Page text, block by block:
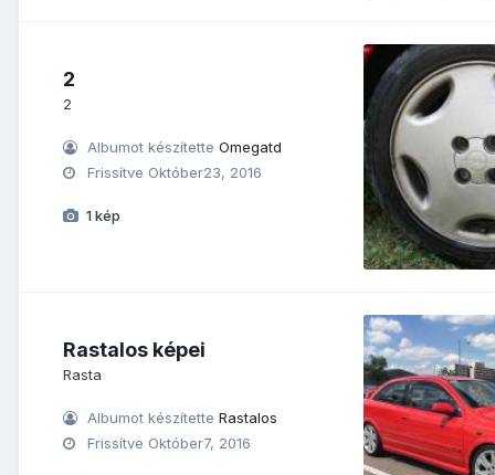
2
2
Albumot készítetteOmegatd
Frissítve Október23, 2016
1 kép
Rastalos képei
Rasta
Albumot készítetteRastalos
Frissítve Október7, 2016